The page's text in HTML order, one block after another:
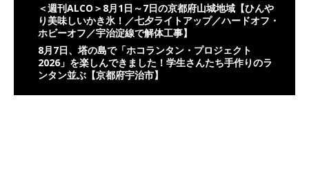
＜週刊ALCO＞8月1日～7日の京都府山城地域【ひんや
り美味しいかき氷！／七夕ライトアップ／ハードオフ・
ホビーオフ／宇治淀線で解体工事】
8月7日、塔の島で「ホコランタン・プロジェクト
2026」を楽しんできました！学生さんたち手作りのラ
ンタン並ぶ【京都府宇治市】